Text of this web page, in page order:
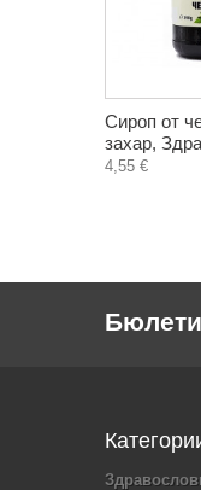
Сироп от
захар,
4,55 €